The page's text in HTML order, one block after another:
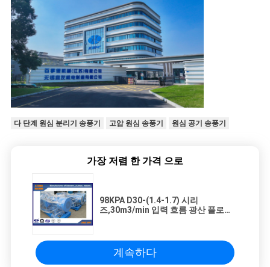
다 단계 원심 분리기 송풍기 고압 원심 송풍기 원심 공기 송풍기
가장 저렴 한 가격 으로
98KPA D30-(1.4-1.7) 시리
즈,30m3/min 입력 흐름 광산 플로테
계속하다